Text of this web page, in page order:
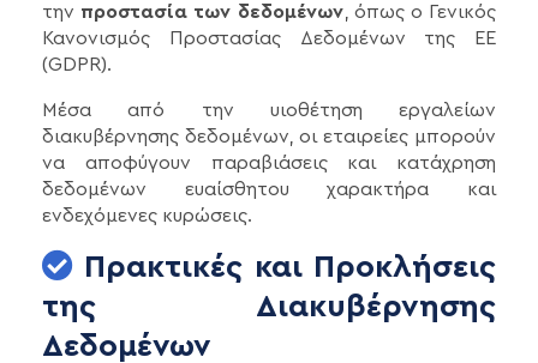
την προστασία των δεδομένων, όπως ο Γενικός
Κανονισμός Προστασίας Δεδομένων της ΕΕ
(GDPR).
Μέσα από την υιοθέτηση εργαλείων
διακυβέρνησης δεδομένων, οι εταιρείες μπορούν
να αποφύγουν παραβιάσεις και κατάχρηση
δεδομένων ευαίσθητου χαρακτήρα και
ενδεχόμενες κυρώσεις.
Πρακτικές και Προκλήσεις
της Διακυβέρνησης
Δεδομένων